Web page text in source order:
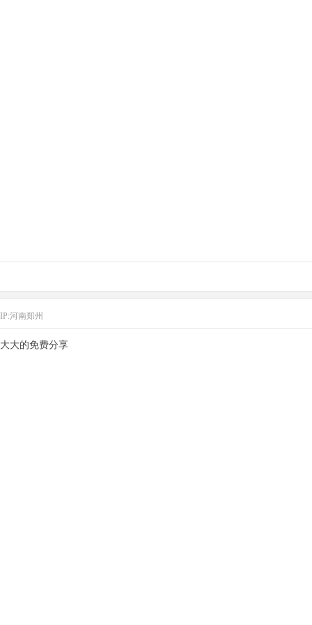
IP:河南郑州
大的免费分享